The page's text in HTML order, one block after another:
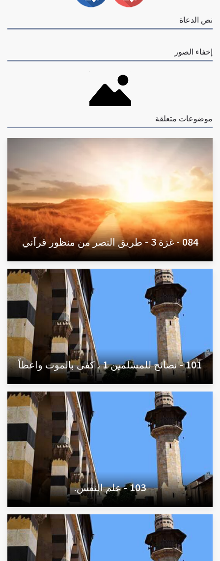
نص الدعاة
إخفاء الصور
موضوعات متعلقة
084 - غزة 3 - طريق النصر من منظور قرآني
101 - نصائح للمسلمين 1 ، كفى بالموت واعظاً
103 - علم النفس.